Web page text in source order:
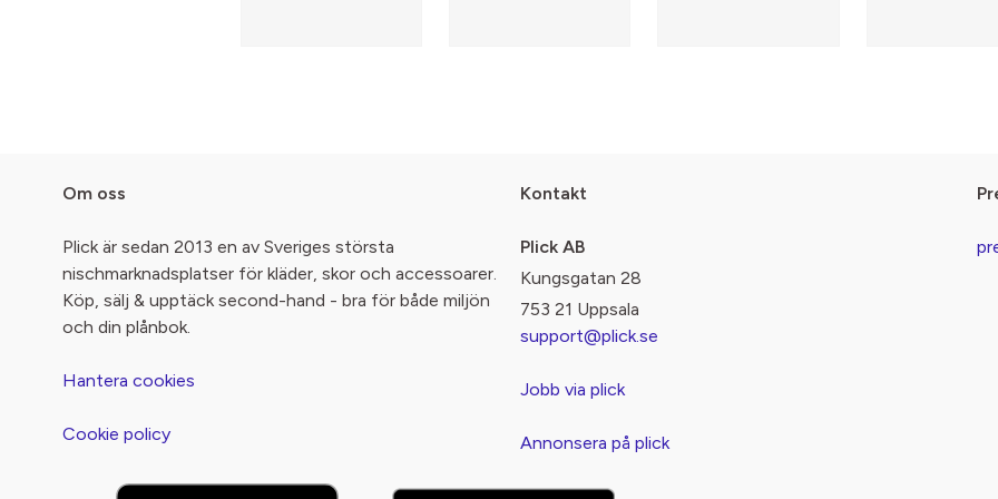
Om oss
Plick är sedan 2013 en av Sveriges största
nischmarknadsplatser för kläder, skor och accessoarer.
Köp, sälj & upptäck second-hand - bra för både miljön
och din plånbok.
Hantera cookies
Cookie policy
Kontakt
Plick AB
Kungsgatan 28
753 21 Uppsala
support@plick.se
Jobb via plick
Annonsera på plick